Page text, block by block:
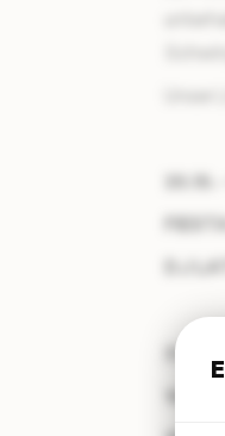
20.10.
DJ
21.10.